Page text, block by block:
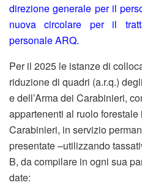
direzione generale per il
nuova circolare per il
personale ARQ.
Per il 2025 le istanze di
riduzione di quadri (a.r.q.)
e dell’Arma dei Carabinieri,
appartenenti al ruolo forestale
Carabinieri, in servizio
presentate –utilizzando
B, da compilare in ogni sua
date: